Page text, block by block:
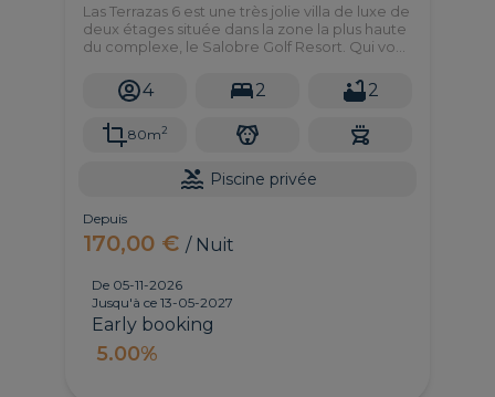
Las Terrazas 6 est une très jolie villa de luxe de
deux étages située dans la zone la plus haute
du complexe, le Salobre Golf Resort. Qui vous
4 2 2
80m2
Piscine privée
Depuis
170,00 €/ Nuit
De 05-11-2026
Jusqu'à ce 13-05-2027
Early booking
5.00%